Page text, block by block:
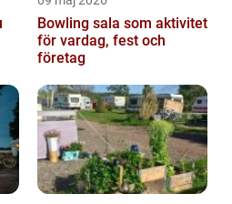
Bowling sala som aktivitet
för vardag, fest och
företag